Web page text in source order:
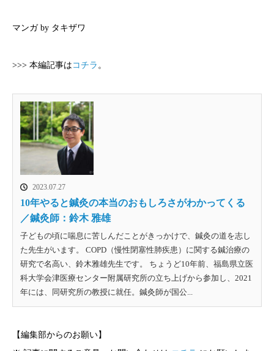
マンガ by タキザワ
>>> 本編記事は コチラ 。
2023.07.27
10年やると鍼灸の本当のおもしろさがわかってくる
／鍼灸師：鈴木 雅雄
子どもの頃に喘息に苦しんだことがきっかけで、鍼灸の道を志し
た先生がいます。 COPD（慢性閉塞性肺疾患）に関する鍼治療の
研究で名高い、鈴木雅雄先生です。 ちょうど10年前、福島県立医
科大学会津医療センター附属研究所の立ち上げから参加し、2021
年には、同研究所の教授に就任。鍼灸師が国公...
【編集部からのお願い】